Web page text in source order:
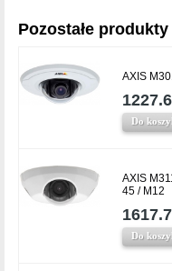
Pozostałe
AXIS
Do
AXIS
45 / M12
Do